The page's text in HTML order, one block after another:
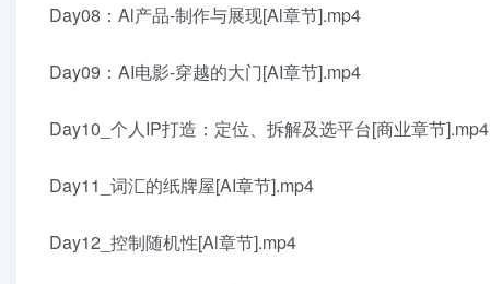
Day08：Al产品-制作与展现[Al章节].mp4
Day09：AI电影-穿越的大门[AI章节].mp4
Day10_个人IP打造：定位、拆解及选平台[商业章节].mp4
Day11_词汇的纸牌屋[AI章节].mp4
Day12_控制随机性[Al章节].mp4